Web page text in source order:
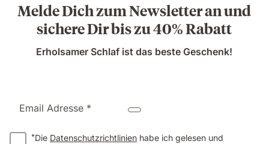
Melde Dich zum Newsletter an und
sichere Dir bis zu 40% Rabatt
Erholsamer Schlaf ist das beste Geschenk!
Email Adresse *
*Die Datenschutzrichtlinien habe ich gelesen und